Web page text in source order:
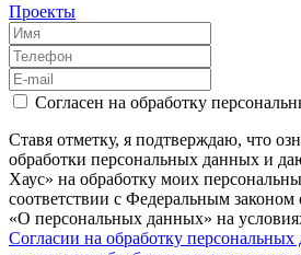
Проекты
Согласен на обработку
Ставя отметку, я подтверждаю, что
обработки персональных данных и
Хаус» на обработку моих
соответствии с Федеральным
«О персональных данных» на
Согласии на обработку